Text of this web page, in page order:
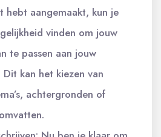
hebt aangemaakt, kun je
vinden om jouw
te passen aan jouw
kan het kiezen van
achtergronden of